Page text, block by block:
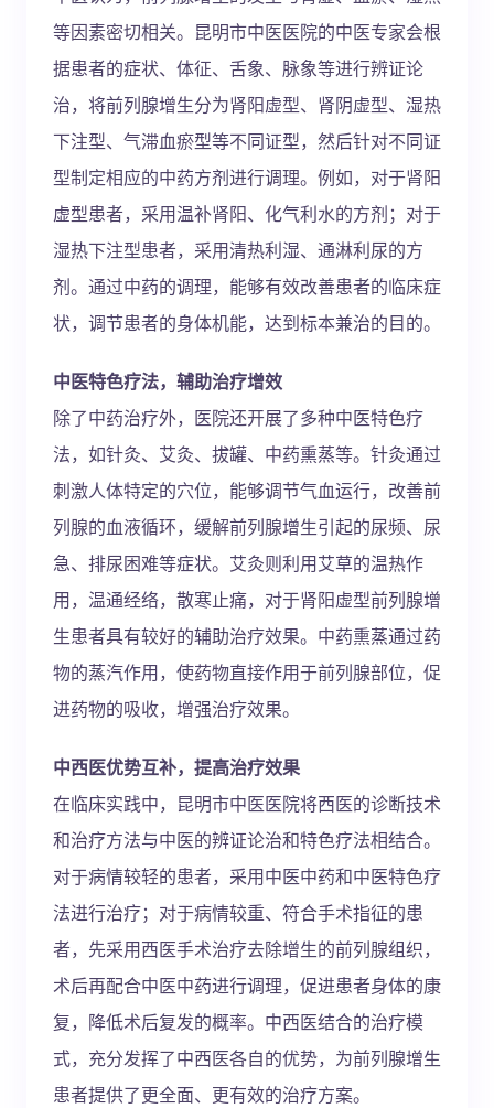
等因素密切相关。昆明市中医医院的中医专家会根
据患者的症状、体征、舌象、脉象等进行辨证论
治，将前列腺增生分为肾阳虚型、肾阴虚型、湿热
下注型、气滞血瘀型等不同证型，然后针对不同证
型制定相应的中药方剂进行调理。例如，对于肾阳
虚型患者，采用温补肾阳、化气利水的方剂；对于
湿热下注型患者，采用清热利湿、通淋利尿的方
剂。通过中药的调理，能够有效改善患者的临床症
状，调节患者的身体机能，达到标本兼治的目的。
中医特色疗法，辅助治疗增效
除了中药治疗外，医院还开展了多种中医特色疗
法，如针灸、艾灸、拔罐、中药熏蒸等。针灸通过
刺激人体特定的穴位，能够调节气血运行，改善前
列腺的血液循环，缓解前列腺增生引起的尿频、尿
急、排尿困难等症状。艾灸则利用艾草的温热作
用，温通经络，散寒止痛，对于肾阳虚型前列腺增
生患者具有较好的辅助治疗效果。中药熏蒸通过药
物的蒸汽作用，使药物直接作用于前列腺部位，促
进药物的吸收，增强治疗效果。
中西医优势互补，提高治疗效果
在临床实践中，昆明市中医医院将西医的诊断技术
和治疗方法与中医的辨证论治和特色疗法相结合。
对于病情较轻的患者，采用中医中药和中医特色疗
法进行治疗；对于病情较重、符合手术指征的患
者，先采用西医手术治疗去除增生的前列腺组织，
术后再配合中医中药进行调理，促进患者身体的康
复，降低术后复发的概率。中西医结合的治疗模
式，充分发挥了中西医各自的优势，为前列腺增生
患者提供了更全面、更有效的治疗方案。